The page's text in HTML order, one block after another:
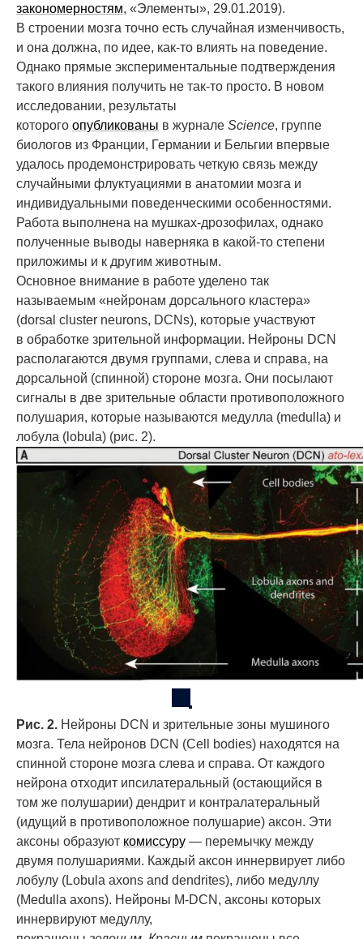
закономерностям, «Элементы», 29.01.2019).
В строении мозга точно есть случайная изменчивость,
и она должна, по идее, как-то влиять на поведение.
Однако прямые экспериментальные подтверждения
такого влияния получить не так-то просто. В новом
исследовании, результаты
которого опубликованы в журнале Science, группе
биологов из Франции, Германии и Бельгии впервые
удалось продемонстрировать четкую связь между
случайными флуктуациями в анатомии мозга и
индивидуальными поведенческими особенностями.
Работа выполнена на мушках-дрозофилах, однако
полученные выводы наверняка в какой-то степени
приложимы и к другим животным.
Основное внимание в работе уделено так
называемым «нейронам дорсального кластера»
(dorsal cluster neurons, DCNs), которые участвуют
в обработке зрительной информации. Нейроны DCN
располагаются двумя группами, слева и справа, на
дорсальной (спинной) стороне мозга. Они посылают
сигналы в две зрительные области противоположного
полушария, которые называются медулла (medulla) и
лобула (lobula) (рис. 2).
Рис. 2. Нейроны DCN и зрительные зоны мушиного
мозга. Тела нейронов DCN (Cell bodies) находятся на
спинной стороне мозга слева и справа. От каждого
нейрона отходит ипсилатеральный (остающийся в
том же полушарии) дендрит и контралатеральный
(идущий в противоположное полушарие) аксон. Эти
аксоны образуют комиссуру — перемычку между
двумя полушариями. Каждый аксон иннервирует либо
лобулу (Lobula axons and dendrites), либо медуллу
(Medulla axons). Нейроны M-DCN, аксоны которых
иннервируют медуллу,